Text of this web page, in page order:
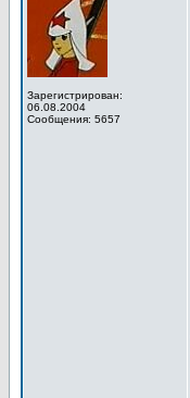
Зарегистрирован:
06.08.2004
Сообщения: 5657